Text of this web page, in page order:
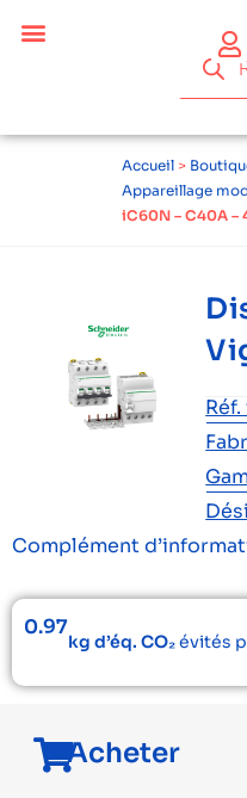
Accueil >
Appareillage
iC60N – C40A –
Réf.
Complément
0.97
kg d’éq. CO₂évités
Acheter